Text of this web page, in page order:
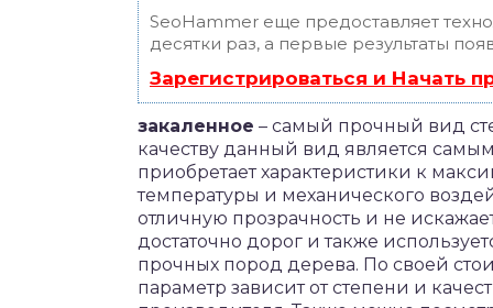
SeoHammer еще предоставляет
десятки раз, а первые результаты
Зарегистрироваться и Начать
закаленное – самый прочный вид
качеству данный вид является
приобретает характеристики к
температуры и механического
отличную прозрачность и не
достаточно дорог и также
прочных пород дерева. По своей
параметр зависит от степени и